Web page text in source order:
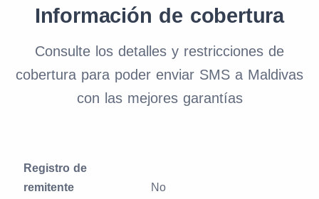
Información de cobertura
Consulte los detalles y restricciones de
cobertura para poder enviar SMS a Maldivas
con las mejores garantías
Registro de
remitente
No